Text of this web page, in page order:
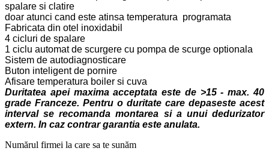
spalare si clatire
doar atunci cand este atinsa temperatura programata
Fabricata din otel inoxidabil
4 cicluri de spalare
1 ciclu automat de scurgere cu pompa de scurge optionala
Sistem de autodiagnosticare
Buton inteligent de pornire
Afisare temperatura boiler si cuva
Duritatea apei maxima acceptata este de >15 - max. 40
grade Franceze. Pentru o duritate care depaseste acest
interval se recomanda montarea si a unui dedurizator
extern. In caz contrar garantia este anulata.
Numărul firmei la care sa te sunăm